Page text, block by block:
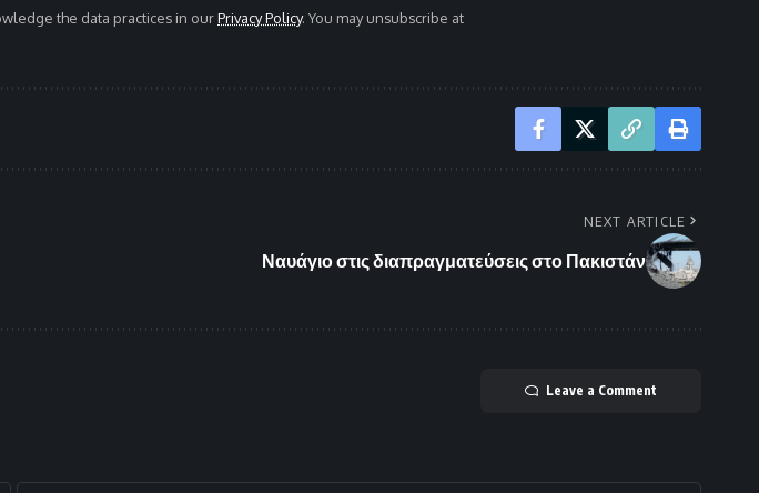
the data practices in ourPrivacy Policy. You may unsubscribe at
NEXT ARTICLE
Ναυάγιο στις διαπραγματεύσεις στο Πακιστάν
Leave a Comment